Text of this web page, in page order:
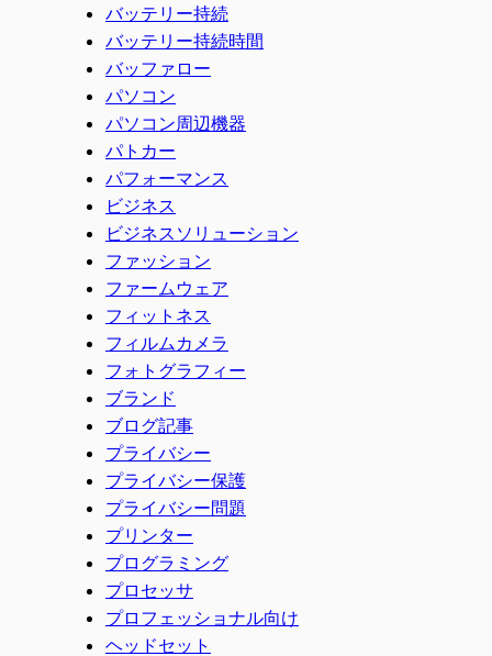
バッテリー持続
バッテリー持続時間
バッファロー
パソコン
パソコン周辺機器
パトカー
パフォーマンス
ビジネス
ビジネスソリューション
ファッション
ファームウェア
フィットネス
フィルムカメラ
フォトグラフィー
ブランド
ブログ記事
プライバシー
プライバシー保護
プライバシー問題
プリンター
プログラミング
プロセッサ
プロフェッショナル向け
ヘッドセット